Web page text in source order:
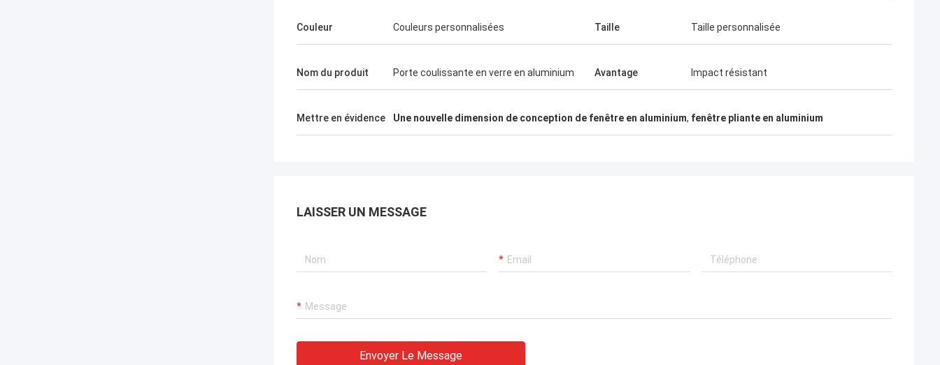
Couleur Couleurs personnalisées Taille Taille personnalisée
Nom du produit Porte coulissante en verre en aluminium Avantage Impact résistant
Mettre en évidence Une nouvelle dimension de conception de fenêtre en aluminium, fenêtre pliante en aluminium
LAISSER UN MESSAGE
Envoyer Le Message